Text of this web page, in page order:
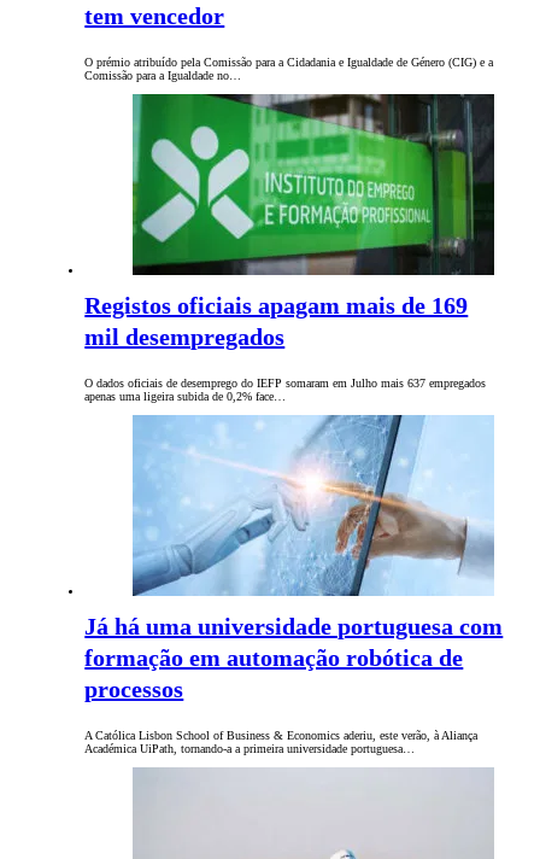
tem vencedor
O prémio atribuído pela Comissão para a Cidadania e Igualdade de Género (CIG) e a
Comissão para a Igualdade no…
Registos oficiais apagam mais de 169
mil desempregados
O dados oficiais de desemprego do IEFP somaram em Julho mais 637 empregados
apenas uma ligeira subida de 0,2% face…
Já há uma universidade portuguesa com
formação em automação robótica de
processos
A Católica Lisbon School of Business & Economics aderiu, este verão, à Aliança
Académica UiPath, tornando-a a primeira universidade portuguesa…